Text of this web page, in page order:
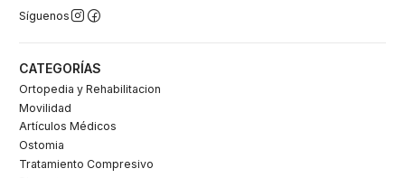
Síguenos
CATEGORÍAS
Ortopedia y Rehabilitacion
Movilidad
Artículos Médicos
Ostomia
Tratamiento Compresivo